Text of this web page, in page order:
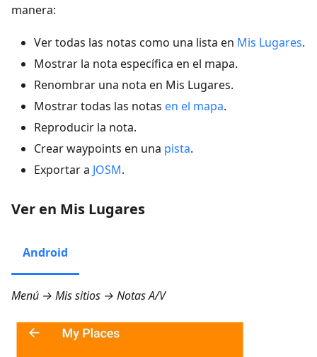
manera:
Ver todas las notas como una lista en Mis Lugares.
Mostrar la nota específica en el mapa.
Renombrar una nota en Mis Lugares.
Mostrar todas las notas en el mapa.
Reproducir la nota.
Crear waypoints en una pista.
Exportar a JOSM.
Ver en Mis Lugares
Android
Menú → Mis sitios → Notas A/V